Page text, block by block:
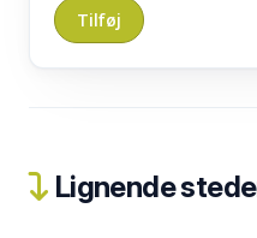
Lignende